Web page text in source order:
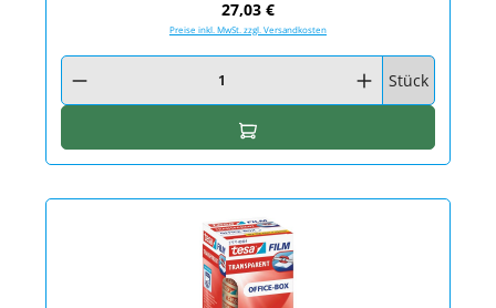
Regulärer Preis:
27,03 €
Preise inkl. MwSt. zzgl. Versandkosten
Produkt Anzahl: Gib den gewünschten Wert ein oder benutze die
Stück
In den Warenkorb